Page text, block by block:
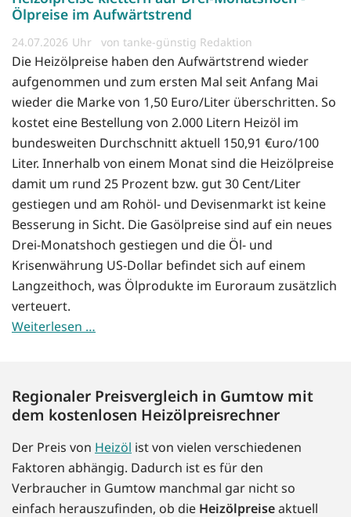
Ölpreise im Aufwärtstrend
24.07.2026 von tanke-günstig Redaktion
Die Heizölpreise haben den Aufwärtstrend wieder
aufgenommen und zum ersten Mal seit Anfang Mai
wieder die Marke von 1,50 Euro/Liter überschritten. So
kostet eine Bestellung von 2.000 Litern Heizöl im
bundesweiten Durchschnitt aktuell 150,91 €uro/100
Liter. Innerhalb von einem Monat sind die Heizölpreise
damit um rund 25 Prozent bzw. gut 30 Cent/Liter
gestiegen und am Rohöl- und Devisenmarkt ist keine
Besserung in Sicht. Die Gasölpreise sind auf ein neues
Drei-Monatshoch gestiegen und die Öl- und
Krisenwährung US-Dollar befindet sich auf einem
Langzeithoch, was Ölprodukte im Euroraum zusätzlich
verteuert.
Weiterlesen …
Regionaler Preisvergleich in Gumtow mit
dem kostenlosen Heizölpreisrechner
Der Preis von Heizöl ist von vielen verschiedenen
Faktoren abhängig. Dadurch ist es für den
Verbraucher in Gumtow manchmal gar nicht so
einfach herauszufinden, ob die Heizölpreiseaktuell